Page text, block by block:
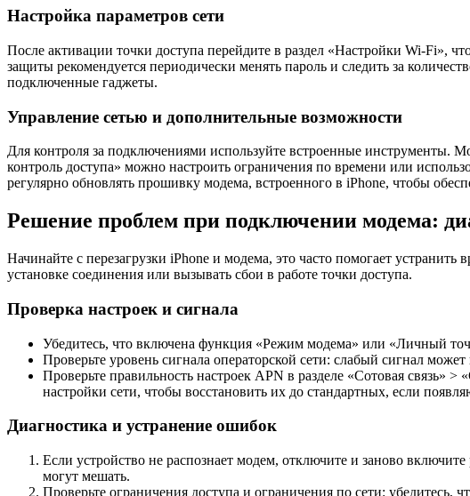
Настройка параметров сети
После активации точки доступа перейдите в раздел «Настройки Wi-Fi»,
защиты рекомендуется периодически менять пароль и следить за
подключенные гаджеты.
Управление сетью и дополнительные возможности
Для контроля за подключениями используйте встроенные инструменты.
контроль доступа» можно настроить ограничения по времени или
регулярно обновлять прошивку модема, встроенного в iPhone, чтобы
Решение проблем при подключении модема:
Начинайте с перезагрузки iPhone и модема, это часто помогает
установке соединения или вызывать сбои в работе точки доступа.
Проверка настроек и сигнала
Убедитесь, что включена функция «Режим модема» или «Личный
Проверьте уровень сигнала операторской сети: слабый сигнал
Проверьте правильность настроек APN в разделе «Сотовая связь»
настройки сети, чтобы восстановить их до стандартных, если
Диагностика и устранение ошибок
Если устройство не распознает модем, отключите и заново
могут мешать.
Проверьте ограничения доступа и ограничения по сети: убедитесь,